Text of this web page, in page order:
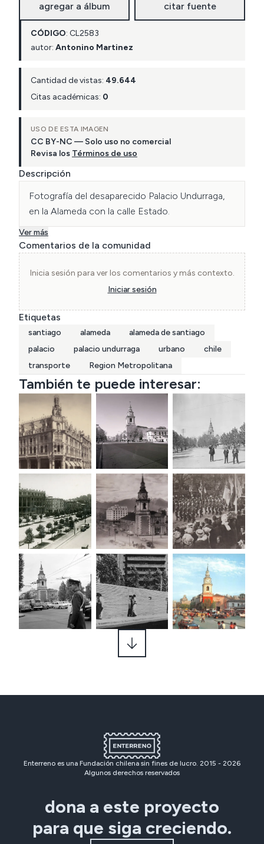
agregar a álbum citar fuente
CÓDIGO: CL2583
autor: Antonino Martinez
Cantidad de vistas: 49.644
Citas académicas: 0
USO DE ESTA IMAGEN
CC BY-NC — Solo uso no comercial
Revisa los Términos de uso
Descripción
Fotografía del desaparecido Palacio Undurraga,
en la Alameda con la calle Estado.
Ver más
Comentarios de la comunidad
Inicia sesión para ver los comentarios y más contexto.
Iniciar sesión
Etiquetas
santiago alameda
alameda de santiago
palacio
palacio undurraga urbano
chile
transporte
Region Metropolitana
También te puede interesar:
Enterreno es una Fundación chilena sin fines de lucro. 2015 - 2026
Algunos derechos reservados
dona a este proyecto
para que siga creciendo.